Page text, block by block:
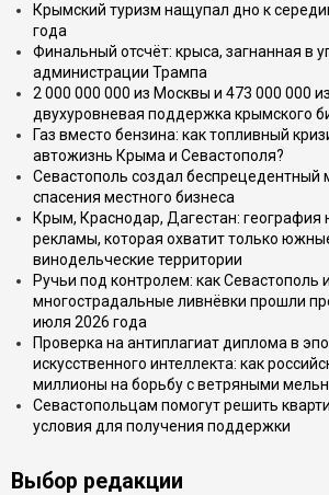
Крымский туризм нащупал дно к
года
Финальный отсчёт: крыса, загнанная в
администрации Трампа
2 000 000 000 из Москвы и 473 000 000
двухуровневая поддержка крымского
Газ вместо бензина: как топливный
автожизнь Крыма и Севастополя?
Севастополь создал беспрецедентный
спасения местного бизнеса
Крым, Краснодар, Дагестан: география
рекламы, которая охватит только
винодельческие территории
Ручьи под контролем: как Севастополь
многострадальные ливнёвки прошли
июля 2026 года
Проверка на антиплагиат диплома в
искусственного интеллекта: как
миллионы на борьбу с ветряными
Севастопольцам помогут решить
условия для получения поддержки
Выбор редакции